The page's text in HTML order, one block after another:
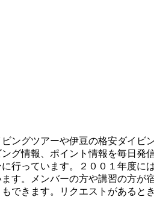
ングツアーや伊豆の格安ダイ
グ情報、ポイント情報を毎日
行っています。２００１年度
す。メンバーの方や講習の方
できます。リクエストがある